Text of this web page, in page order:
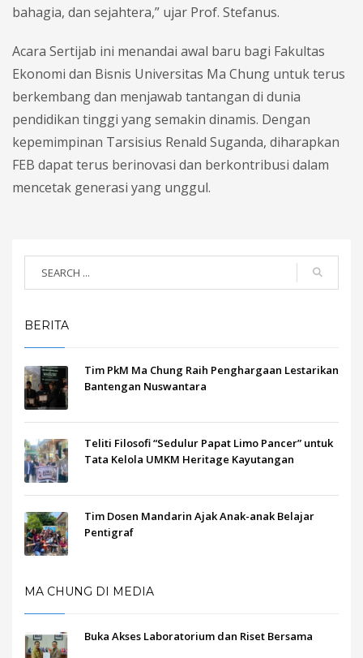
bahagia, dan sejahtera,” ujar Prof. Stefanus.
Acara Sertijab ini menandai awal baru bagi Fakultas
Ekonomi dan Bisnis Universitas Ma Chung untuk terus
berkembang dan menjawab tantangan di dunia
pendidikan tinggi yang semakin dinamis. Dengan
kepemimpinan Tarsisius Renald Suganda, diharapkan
FEB dapat terus berinovasi dan berkontribusi dalam
mencetak generasi yang unggul.
BERITA
Tim PkM Ma Chung Raih Penghargaan Lestarikan
Bantengan Nuswantara
Teliti Filosofi “Sedulur Papat Limo Pancer” untuk
Tata Kelola UMKM Heritage Kayutangan
Tim Dosen Mandarin Ajak Anak-anak Belajar
Pentigraf
MA CHUNG DI MEDIA
Buka Akses Laboratorium dan Riset Bersama